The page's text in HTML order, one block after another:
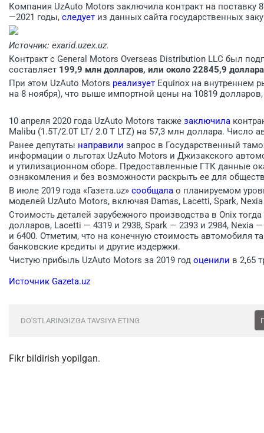
Компания UzAuto Motors заключила контракт на поставку
—2021 годы, следует из данных сайта государственных
Источник: exarid.uzex.uz.
Контракт с General Motors Overseas Distribution LLC был
составляет 199,9 млн долларов, или около 22845,9
При этом UzAuto Motors реализует Equinox на внутреннем
на 8 ноября), что выше импортной цены на 10819 долларов,
10 апреля 2020 года UzAuto Motors также заключила
Malibu (1.5T/2.0T LT/ 2.0 T LTZ) на 57,3 млн доллара. Число
Ранее депутаты направили запрос в Государственный
информации о льготах UzAuto Motors и Джизакского
и утилизационном сборе. Предоставленные ГТК данные
ознакомления и без возможности раскрыть ее для
В июле 2019 года «Газета.uz» сообщала о планируемом
моделей UzAuto Motors, включая Damas, Lacetti, Spark,
Стоимость деталей зарубежного производства в Onix
долларов, Lacetti — 4319 и 2938, Spark — 2393 и 2984, Nexia
и 6400. Отметим, что на конечную стоимость автомобиля
банковские кредиты и другие издержки.
Чистую прибыль UzAuto Motors за 2019 год оценили в 2,65
Источник Gazeta.uz
DO'STLARINGIZGA TAVSIYA ETING
Fikr bildirish yopilgan.